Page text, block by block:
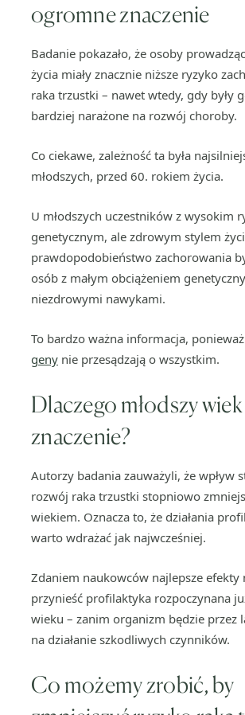
ogromne znaczenie
Badanie pokazało, że osoby
życia miały znacznie niższe ryzyko
raka trzustki – nawet wtedy, gdy były
bardziej narażone na rozwój choroby.
Co ciekawe, zależność ta była
młodszych, przed 60. rokiem życia.
U młodszych uczestników z wysokim
genetycznym, ale zdrowym stylem
prawdopodobieństwo zachorowania
osób z małym obciążeniem
niezdrowymi nawykami.
To bardzo ważna informacja,
geny nie przesądzają o wszystkim.
Dlaczego młodszy
znaczenie?
Autorzy badania zauważyli, że wpływ
rozwój raka trzustki stopniowo
wiekiem. Oznacza to, że działania
warto wdrażać jak najwcześniej.
Zdaniem naukowców najlepsze efekty
przynieść profilaktyka rozpoczynana
wieku – zanim organizm będzie przez
na działanie szkodliwych czynników.
Co możemy zrobić, by